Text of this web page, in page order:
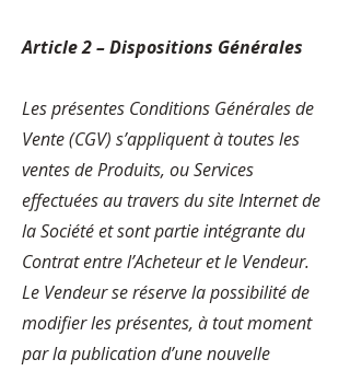
Article 2 – Dispositions Générales
Les présentes Conditions Générales de
Vente (CGV) s’appliquent à toutes les
ventes de Produits, ou Services
effectuées au travers du site Internet de
la Société et sont partie intégrante du
Contrat entre l’Acheteur et le Vendeur.
Le Vendeur se réserve la possibilité de
modifier les présentes, à tout moment
par la publication d’une nouvelle